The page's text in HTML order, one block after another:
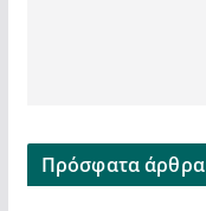
Πρόσφατα άρθρα